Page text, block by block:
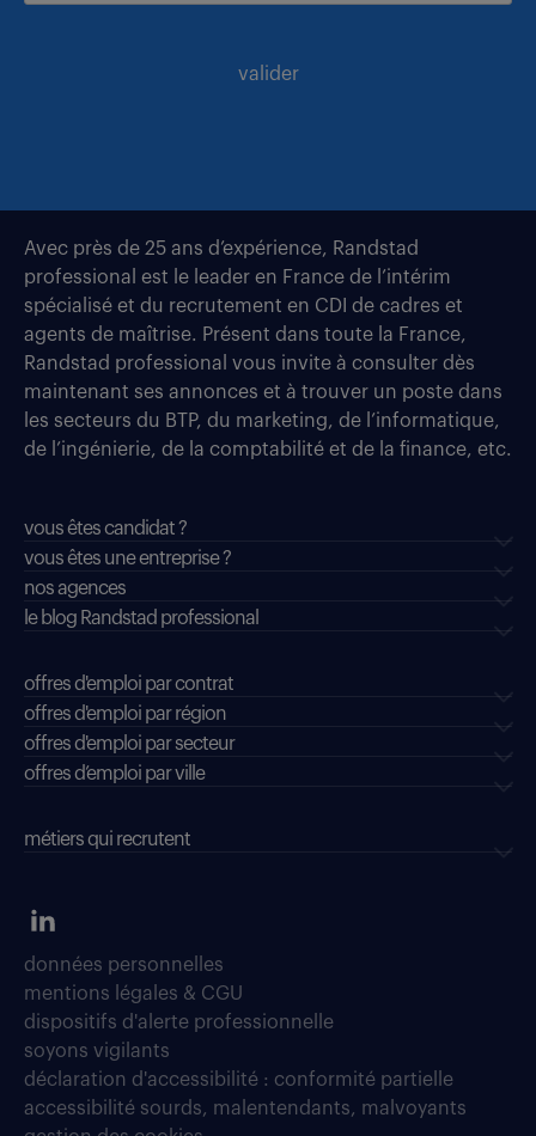
valider
Avec près de 25 ans d’expérience, Randstad
professional est le leader en France de l’intérim
spécialisé et du recrutement en CDI de cadres et
agents de maîtrise. Présent dans toute la France,
Randstad professional vous invite à consulter dès
maintenant ses annonces et à trouver un poste dans
les secteurs du BTP, du marketing, de l’informatique,
de l’ingénierie, de la comptabilité et de la finance, etc.
vous êtes candidat ?
vous êtes une entreprise ?
nos agences
le blog Randstad professional
offres d'emploi par contrat
offres d'emploi par région
offres d'emploi par secteur
offres d’emploi par ville
métiers qui recrutent
données personnelles
mentions légales & CGU
dispositifs d'alerte professionnelle
soyons vigilants
déclaration d'accessibilité : conformité partielle
accessibilité sourds, malentendants, malvoyants